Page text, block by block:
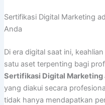
Sertifikasi Digital Marketing
Anda
Di era digital saat ini,
satu aset terpenting bagi
Sertifikasi Digital Marketing
yang diakui secara
tidak hanya mendapatkan